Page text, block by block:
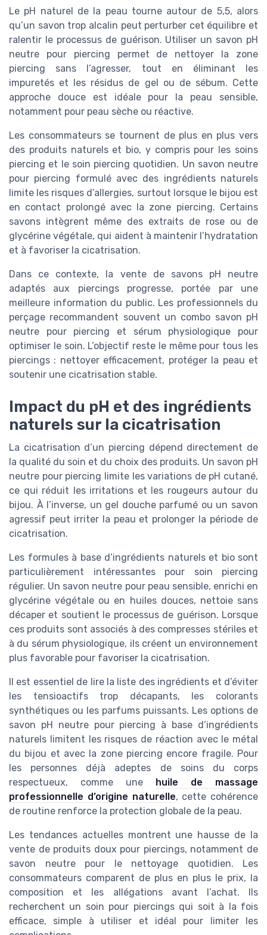
Le pH naturel de la peau tourne autour de 5,5, alors
qu’un savon trop alcalin peut perturber cet équilibre et
ralentir le processus de guérison. Utiliser un savon pH
neutre pour piercing permet de nettoyer la zone
piercing sans l’agresser, tout en éliminant les
impuretés et les résidus de gel ou de sébum. Cette
approche douce est idéale pour la peau sensible,
notamment pour peau sèche ou réactive.
Les consommateurs se tournent de plus en plus vers
des produits naturels et bio, y compris pour les soins
piercing et le soin piercing quotidien. Un savon neutre
pour piercing formulé avec des ingrédients naturels
limite les risques d’allergies, surtout lorsque le bijou est
en contact prolongé avec la zone piercing. Certains
savons intègrent même des extraits de rose ou de
glycérine végétale, qui aident à maintenir l’hydratation
et à favoriser la cicatrisation.
Dans ce contexte, la vente de savons pH neutre
adaptés aux piercings progresse, portée par une
meilleure information du public. Les professionnels du
perçage recommandent souvent un combo savon pH
neutre pour piercing et sérum physiologique pour
optimiser le soin. L’objectif reste le même pour tous les
piercings : nettoyer efficacement, protéger la peau et
soutenir une cicatrisation stable.
Impact du pH et des ingrédients
naturels sur la cicatrisation
La cicatrisation d’un piercing dépend directement de
la qualité du soin et du choix des produits. Un savon pH
neutre pour piercing limite les variations de pH cutané,
ce qui réduit les irritations et les rougeurs autour du
bijou. À l’inverse, un gel douche parfumé ou un savon
agressif peut irriter la peau et prolonger la période de
cicatrisation.
Les formules à base d’ingrédients naturels et bio sont
particulièrement intéressantes pour soin piercing
régulier. Un savon neutre pour peau sensible, enrichi en
glycérine végétale ou en huiles douces, nettoie sans
décaper et soutient le processus de guérison. Lorsque
ces produits sont associés à des compresses stériles et
à du sérum physiologique, ils créent un environnement
plus favorable pour favoriser la cicatrisation.
Il est essentiel de lire la liste des ingrédients et d’éviter
les tensioactifs trop décapants, les colorants
synthétiques ou les parfums puissants. Les options de
savon pH neutre pour piercing à base d’ingrédients
naturels limitent les risques de réaction avec le métal
du bijou et avec la zone piercing encore fragile. Pour
les personnes déjà adeptes de soins du corps
respectueux, comme une
huile de massage
professionnelle d’origine naturelle, cette cohérence
de routine renforce la protection globale de la peau.
Les tendances actuelles montrent une hausse de la
vente de produits doux pour piercings, notamment de
savon neutre pour le nettoyage quotidien. Les
consommateurs comparent de plus en plus le prix, la
composition et les allégations avant l’achat. Ils
recherchent un soin pour piercings qui soit à la fois
efficace, simple à utiliser et idéal pour limiter les